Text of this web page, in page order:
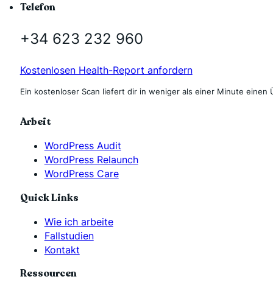
Telefon
+34 623 232 960
Kostenlosen Health-Report anfordern
Ein kostenloser Scan liefert dir in weniger als einer Minute einen
Arbeit
WordPress Audit
WordPress Relaunch
WordPress Care
Quick Links
Wie ich arbeite
Fallstudien
Kontakt
Ressourcen